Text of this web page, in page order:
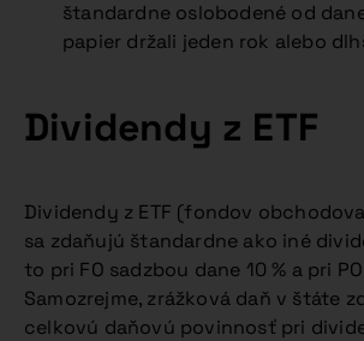
štandardne oslobodené od
papier držali jeden rok alebo
Dividendy z ETF
Dividendy z ETF (fondov
sa zdaňujú štandardne ako iné
to pri FO sadzbou dane 10 % a pri PO
Samozrejme, zrážková daň v štáte
celkovú daňovú povinnosť pri